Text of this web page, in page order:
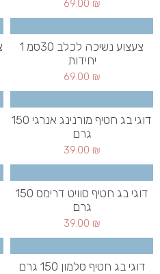
69.00 ₪
צעצוע נשיכה לכלב 30סמ 1
יחידות
69.00 ₪
דוגי בג חטיף מורנינג אנרגי 150
גרם
39.00 ₪
דוגי בג חטיף סוויט דרימס 150
גרם
39.00 ₪
דוגי בג חטיף סלמון 150 גרם